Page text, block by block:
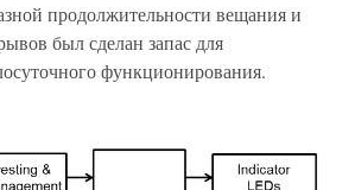
продолжительности вещания и
был сделан запас для
функционирования.